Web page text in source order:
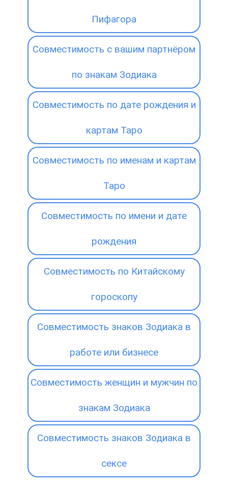
Пифагора
Совместимость с вашим партнёром
по знакам Зодиака
Совместимость по дате рождения и
картам Таро
Совместимость по именам и картам
Таро
Совместимость по имени и дате
рождения
Совместимость по Китайскому
гороскопу
Совместимость знаков Зодиака в
работе или бизнесе
Совместимость женщин и мужчин по
знакам Зодиака
Совместимость знаков Зодиака в
сексе